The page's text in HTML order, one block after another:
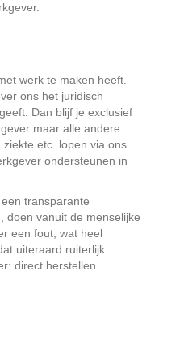
werk te maken heeft.
ons het juridisch
Dan blijf je exclusief
maar alle andere
etc. lopen via ons.
ondersteunen in
transparante
doen vanuit de menselijke
een fout, wat heel
uiteraard ruiterlijk
direct herstellen.